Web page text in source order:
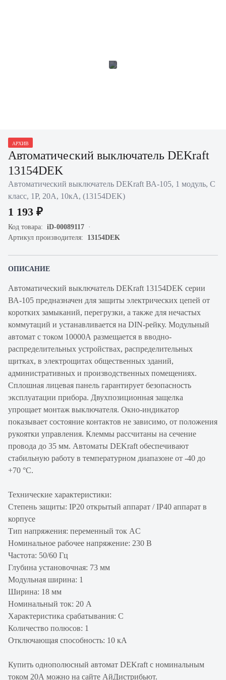
АРХИВ
Автоматический выключатель DEKraft
13154DEK
Автоматический выключатель DEKraft ВА-105, 1 модуль, C
класс, 1P, 20А, 10кА, (13154DEK)
1 193 ₽
Код товара: iD-00089117
Артикул производителя: 13154DEK
ОПИСАНИЕ
Автоматический выключатель DEKraft 13154DEK серии
ВА-105 предназначен для защиты электрических цепей от
коротких замыканий, перегрузки, а также для нечастых
коммутаций и устанавливается на DIN-рейку. Модульный
автомат с током 10000А размещается в вводно-
распределительных устройствах, распределительных
щитках, в электрощитах общественных зданий,
административных и производственных помещениях.
Сплошная лицевая панель гарантирует безопасность
эксплуатации прибора. Двухпозиционная защелка
упрощает монтаж выключателя. Окно-индикатор
показывает состояние контактов не зависимо, от положения
рукоятки управления. Клеммы рассчитаны на сечение
провода до 35 мм. Автоматы DEKraft обеспечивают
стабильную работу в температурном диапазоне от -40 до
+70 °С.
Технические характеристики:
Степень защиты: IP20 открытый аппарат / IP40 аппарат в
корпусе
Тип напряжения: переменный ток AC
Номинальное рабочее напряжение: 230 В
Частота: 50/60 Гц
Глубина установочная: 73 мм
Модульная ширина: 1
Ширина: 18 мм
Номинальный ток: 20 А
Характеристика срабатывания: С
Количество полюсов: 1
Отключающая способность: 10 кА
Купить однополюсный автомат DEKraft с номинальным
током 20А можно на сайте АйДистрибьют.